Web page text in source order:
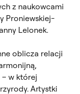
z naukowcami
Proniewskiej-
Lelonek.
oblicza relacji
– w której
Artystki